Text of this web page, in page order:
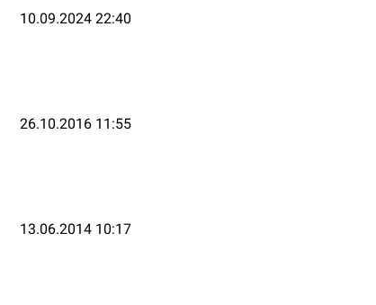
10.09.2024 22:40
26.10.2016 11:55
13.06.2014 10:17